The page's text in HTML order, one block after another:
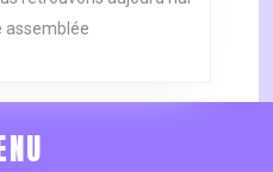
ÉTÉ
assemblée